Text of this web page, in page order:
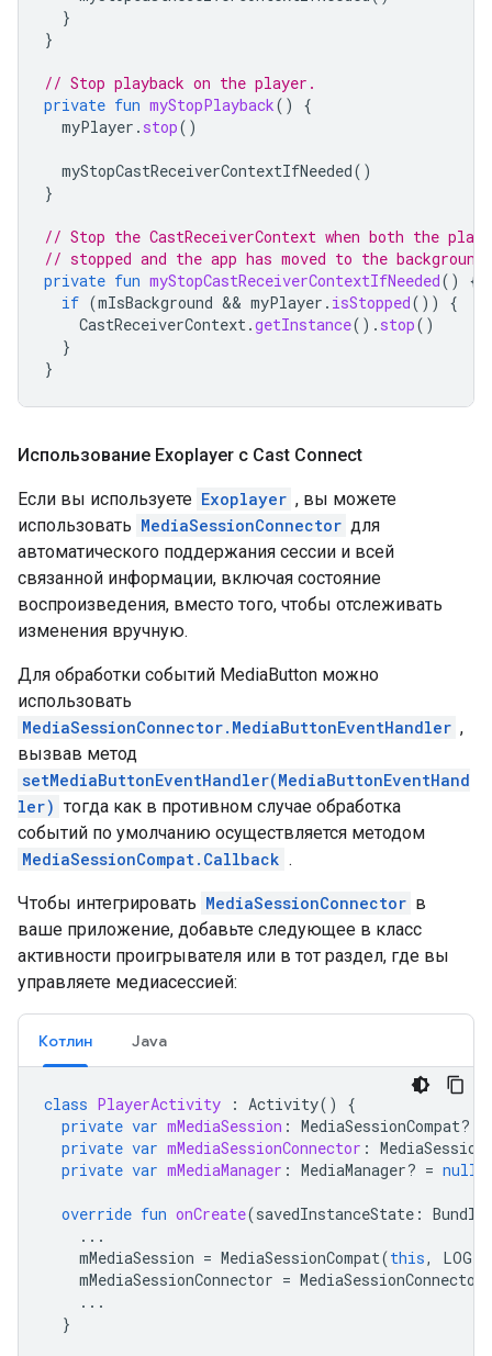
}
}
// Stop playback on the player.
private fun myStopPlayback()
{
myPlayer . stop()
myStopCastReceiverContextIfNeeded()
}
// Stop the CastReceiverContext when both the
// stopped and the app has moved to the background.
private fun myStopCastReceiverContextIfNeeded()
{
if (mIsBackground && myPlayer . isStopped())
{
CastReceiverContext.getInstance(). stop()
}
}
Использование Exoplayer с Cast Connect
Если вы используете Exoplayer , вы можете
использовать MediaSessionConnector для
автоматического поддержания сессии и всей
связанной информации, включая состояние
воспроизведения, вместо того, чтобы отслеживать
изменения вручную.
Для обработки событий MediaButton можно
использовать
MediaSessionConnector.MediaButtonEventHandler ,
вызвав метод
setMediaButtonEventHandler(MediaButtonEventHand
ler) тогда как в противном случае обработка
событий по умолчанию осуществляется методом
MediaSessionCompat.Callback .
Чтобы интегрировать MediaSessionConnector в
ваше приложение, добавьте следующее в класс
активности проигрывателя или в тот раздел, где вы
управляете медиасессией:
Котлин Java
class PlayerActivity : Activity()
{
private var mMediaSession : MediaSessionCompat?
private var mMediaSessionConnector :
private var mMediaManager : MediaManager? = null
override fun onCreate(savedInstanceState :
...
mMediaSession = MediaSessionCompat(this,
mMediaSessionConnector = MediaSessionConnector
...
}